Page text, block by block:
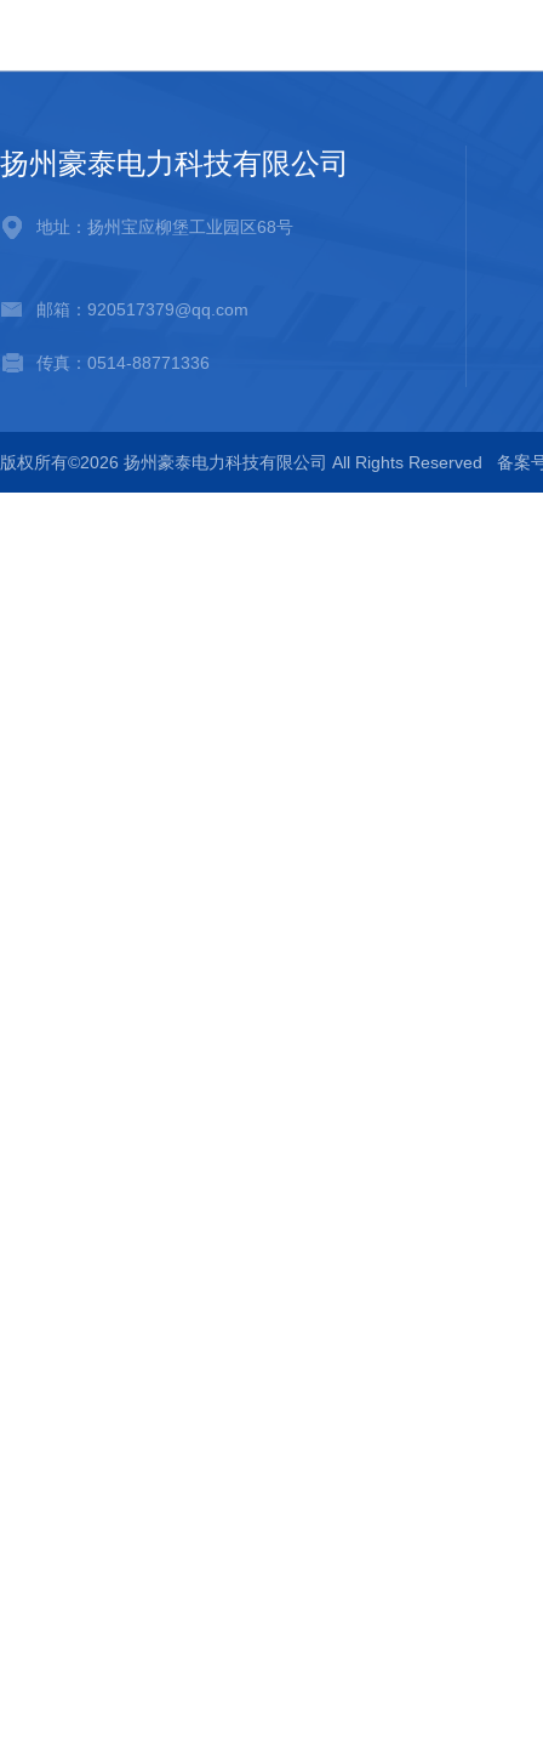
扬州豪泰电力科技有限公司
地址：扬州宝应柳堡工业园区68号
邮箱：920517379@qq.com
传真：0514-88771336
版权所有©2026 扬州豪泰电力科技有限公司 All Rights Reserved 备案